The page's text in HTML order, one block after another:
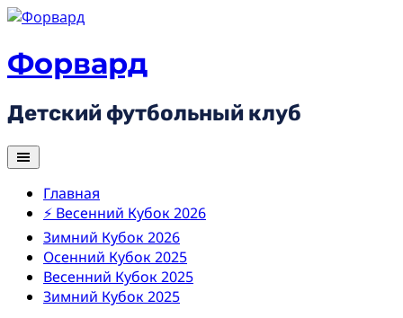
Skip
content
Форвард
Детский футбольный клуб
Главная
⚡ Весенний Кубок 2026
Зимний Кубок 2026
Осенний Кубок 2025
Весенний Кубок 2025
Зимний Кубок 2025